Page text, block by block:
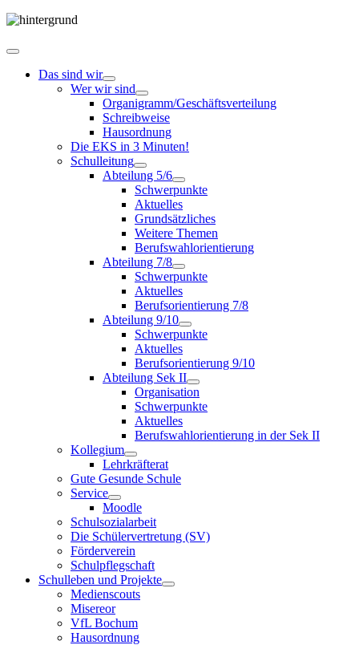
Das sind wir
Wer wir sind
Organigramm/Geschäftsverteilung
Schreibweise
Hausordnung
Die EKS in 3 Minuten!
Schulleitung
Abteilung 5/6
Schwerpunkte
Aktuelles
Grundsätzliches
Weitere Themen
Berufswahlorientierung
Abteilung 7/8
Schwerpunkte
Aktuelles
Berufsorientierung 7/8
Abteilung 9/10
Schwerpunkte
Aktuelles
Berufsorientierung 9/10
Abteilung Sek II
Organisation
Schwerpunkte
Aktuelles
Berufswahlorientierung in der Sek II
Kollegium
Lehrkräfterat
Gute Gesunde Schule
Service
Moodle
Schulsozialarbeit
Die Schülervertretung (SV)
Förderverein
Schulpflegschaft
Schulleben und Projekte
Medienscouts
Misereor
VfL Bochum
Hausordnung